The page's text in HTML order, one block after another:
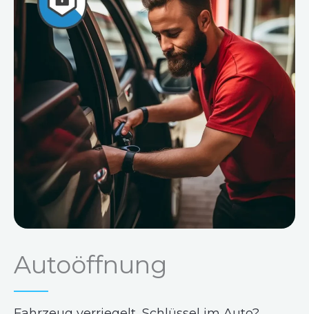
Autoöffnung